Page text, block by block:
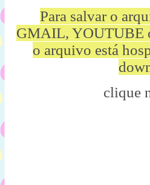
Para salvar o
GMAIL, YOUTUBE
o arquivo está
clique